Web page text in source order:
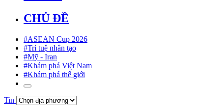
CHỦ ĐỀ
#ASEAN Cup 2026
#Trí tuệ nhân tạo
#Mỹ - Iran
#Khám phá Việt Nam
#Khám phá thế giới
Tin